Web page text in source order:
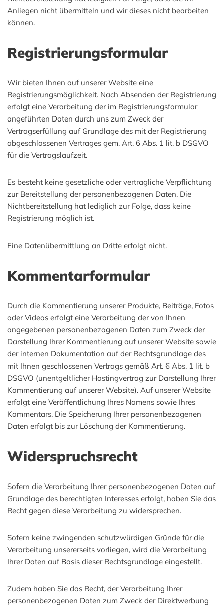
Anliegen nicht übermitteln und wir dieses nicht bearbeiten
können.
Registrierungsformular
Wir bieten Ihnen auf unserer Website eine
Registrierungsmöglichkeit. Nach Absenden der Registrierung
erfolgt eine Verarbeitung der im Registrierungsformular
angeführten Daten durch uns zum Zweck der
Vertragserfüllung auf Grundlage des mit der Registrierung
abgeschlossenen Vertrages gem. Art. 6 Abs. 1 lit. b DSGVO
für die Vertragslaufzeit.
Es besteht keine gesetzliche oder vertragliche Verpflichtung
zur Bereitstellung der personenbezogenen Daten. Die
Nichtbereitstellung hat lediglich zur Folge, dass keine
Registrierung möglich ist.
Eine Datenübermittlung an Dritte erfolgt nicht.
Kommentarformular
Durch die Kommentierung unserer Produkte, Beiträge, Fotos
oder Videos erfolgt eine Verarbeitung der von Ihnen
angegebenen personenbezogenen Daten zum Zweck der
Darstellung Ihrer Kommentierung auf unserer Website sowie
der internen Dokumentation auf der Rechtsgrundlage des
mit Ihnen geschlossenen Vertrags gemäß Art. 6 Abs. 1 lit. b
DSGVO (unentgeltlicher Hostingvertrag zur Darstellung Ihrer
Kommentierung auf unserer Website). Auf unserer Website
erfolgt eine Veröffentlichung Ihres Namens sowie Ihres
Kommentars. Die Speicherung Ihrer personenbezogenen
Daten erfolgt bis zur Löschung der Kommentierung.
Widerspruchsrecht
Sofern die Verarbeitung Ihrer personenbezogenen Daten auf
Grundlage des berechtigten Interesses erfolgt, haben Sie das
Recht gegen diese Verarbeitung zu widersprechen.
Sofern keine zwingenden schutzwürdigen Gründe für die
Verarbeitung unsererseits vorliegen, wird die Verarbeitung
Ihrer Daten auf Basis dieser Rechtsgrundlage eingestellt.
Zudem haben Sie das Recht, der Verarbeitung Ihrer
personenbezogenen Daten zum Zweck der Direktwerbung